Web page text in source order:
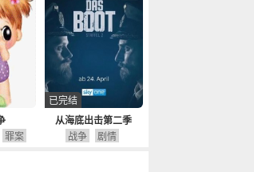
罪案
从海底出击第二季
已完结
战争 剧情